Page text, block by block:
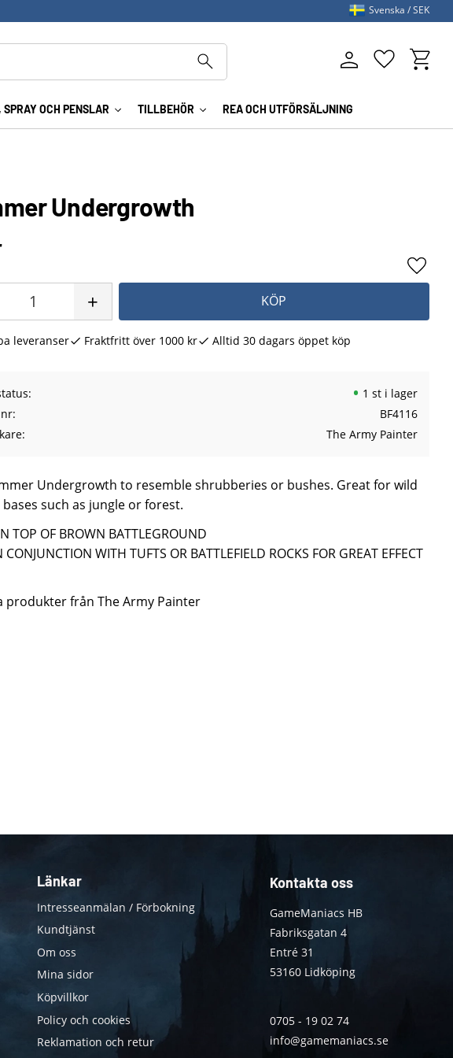
SPRAY OCH PENSLAR TILLBEHÖR REA OCH UTFÖRSÄLJNING
Favoriter
Svenska SEK
Undergrowth
+ KÖP
Lägg
leveranser Fraktfritt över 1000 kr Alltid 30 dagars öppet köp
1 st i lager
BF4116
The Army Painter
Undergrowth to resemble shrubberies or bushes. Great for wild
such as jungle or forest.
TOP OF BROWN BATTLEGROUND
CONJUNCTION WITH TUFTS OR BATTLEFIELD ROCKS FOR GREAT EFFECT
produkter från The Army Painter
Länkar
Intresseanmälan / Förbokning
Kundtjänst
Om oss
Mina sidor
Köpvillkor
Policy och cookies
Reklamation och retur
Kontakta oss
GameManiacs HB
Fabriksgatan 4
Entré 31
53160 Lidköping
0705 - 19 02 74
info@gamemaniacs.se